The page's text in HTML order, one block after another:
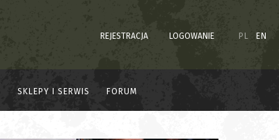
REJESTRACJA LOGOWANIE PL EN
SKLEPY I SERWIS FORUM